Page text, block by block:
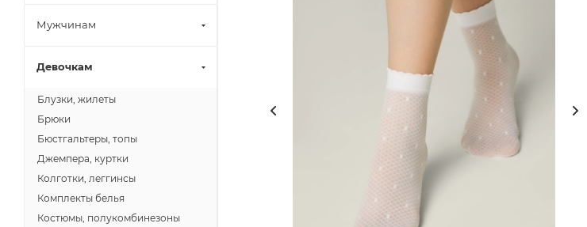
Мужчинам
Девочкам
Блузки, жилеты
Брюки
Бюстгальтеры, топы
Джемпера, куртки
Колготки, леггинсы
Комплекты белья
Костюмы, полукомбинезоны